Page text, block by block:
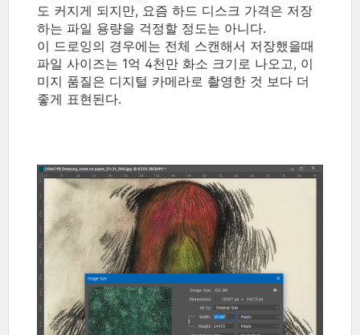
도 커지게 되지만, 요즘 하드 디스크 가격은 저장
하는 파일 용량을 걱정할 정도는 아니다.
이 드로잉의 경우에는 전체 스캔해서 저장했을때
파일 사이즈는 1억 4천만 화소 크기로 나오고, 이
미지 품질은 디지털 카메라로 촬영한 것 보다 더
좋게 표현된다.